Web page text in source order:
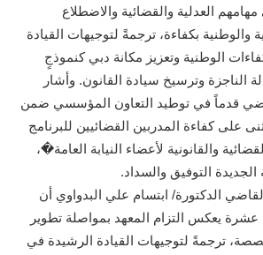
العدلية والقضائية والاضطلاع
بكفاءة، ترجمةً لتوجيهات القيادة
الوطنية وتعزيز مكانة دبي كنموذجٍ
الناجزة وترسيخ سيادة القانون. وأشار
قدماً في توطيد التعاون المؤسسي ضمن
على كفاءة المدربين القضائيين للبرنامج
والقانونية لأعضاء النيابة العامة�،
التوفيق والسداد.
الدكتورة/ ابتسام علي البدواوي أن
عشرة يعكس التزام المعهد بمواصلة تطوير
ترجمةً لتوجيهات القيادة الرشيدة في